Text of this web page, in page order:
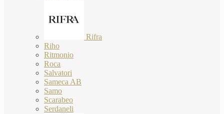
Rifra
Riho
Ritmonio
Roca
Salvatori
Sameca AB
Samo
Scarabeo
Serdaneli